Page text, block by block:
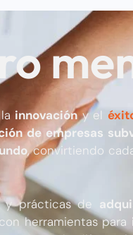
innovacióny el
de empresas
, convirtiendo
y prácticas de
herramientas para